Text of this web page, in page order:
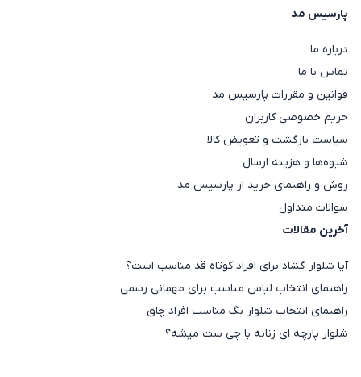
پارسیس مد
درباره ما
تماس با ما
قوانین و مقررات پارسیس مد
حریم خصوصی کاربران
سیاست بازگشت و تعویض کالا
شیوه‌ها و هزینه ارسال
روش و راهنمای خرید از پارسیس مد
سوالات متداول
آخرین مقالات
آیا شلوار گشاد برای افراد کوتاه قد مناسب است؟
راهنمای انتخاب لباس مناسب برای مهمانی رسمی
راهنمای انتخاب شلوار بگ مناسب افراد چاق
شلوار پارچه ای زنانه با چی ست میشه؟